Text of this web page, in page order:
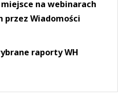
na webinarach
przez Wiadomości
raporty WH